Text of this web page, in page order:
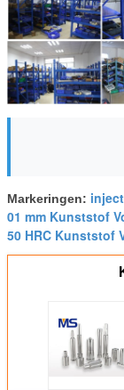
Markeringen:
01 mm Kunststof
50 HRC Kunststof